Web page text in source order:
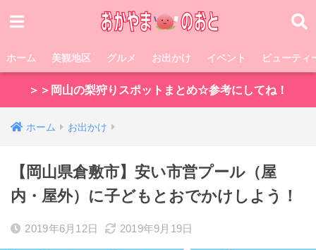
ホーム 美観地区 グルメ お出かけ イベント ビューティ
＞＞岡山の梨狩りスポットまとめ☆参考にしてね！
ホーム お出かけ
【岡山県倉敷市】安い市営プール（屋
内・屋外）に子どもとおでかけしよう！
2019年6月12日 2019年9月19日